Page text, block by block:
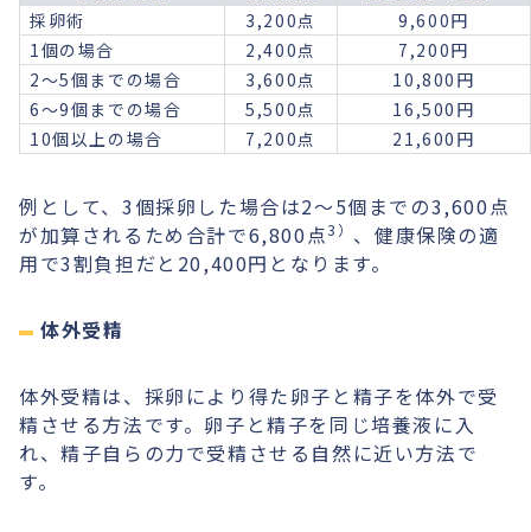
採卵術
3,200点
9,600円
1個の場合
2,400点
7,200円
2〜5個までの場合
3,600点
10,800円
6〜9個までの場合
5,500点
16,500円
10個以上の場合
7,200点 21,600円
例として、3個採卵した場合は2〜5個までの3,600点
が加算されるため合計で6,800点3） 、健康保険の適
用で3割負担だと20,400円となります。
体外受精
体外受精は、採卵により得た卵子と精子を体外で受
精させる方法です。卵子と精子を同じ培養液に入
れ、精子自らの力で受精させる自然に近い方法で
す。